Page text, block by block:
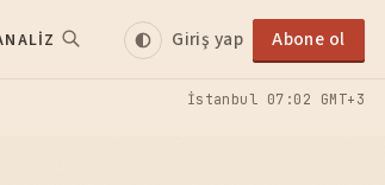
Giriş yap Abone ol
İstanbul 07:02 GMT+3